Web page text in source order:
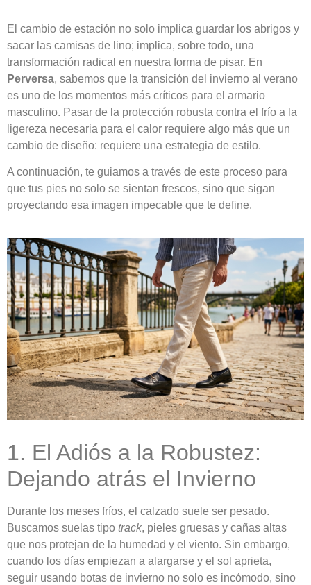
El cambio de estación no solo implica guardar los abrigos y
sacar las camisas de lino; implica, sobre todo, una
transformación radical en nuestra forma de pisar. En
Perversa, sabemos que la transición del invierno al verano
es uno de los momentos más críticos para el armario
masculino. Pasar de la protección robusta contra el frío a la
ligereza necesaria para el calor requiere algo más que un
cambio de diseño: requiere una estrategia de estilo.
A continuación, te guiamos a través de este proceso para
que tus pies no solo se sientan frescos, sino que sigan
proyectando esa imagen impecable que te define.
1. El Adiós a la Robustez:
Dejando atrás el Invierno
Durante los meses fríos, el calzado suele ser pesado.
Buscamos suelas tipo track, pieles gruesas y cañas altas
que nos protejan de la humedad y el viento. Sin embargo,
cuando los días empiezan a alargarse y el sol aprieta,
seguir usando botas de invierno no solo es incómodo, sino